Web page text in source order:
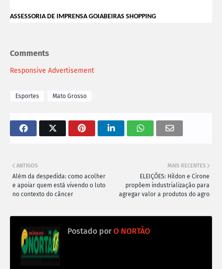
ASSESSORIA DE IMPRENSA GOIABEIRAS SHOPPING
Comments
Responsive Advertisement
Esportes Mato Grosso
MAIS RECENTES
ELEIÇÕES: Hildon e Cirone
propõem industrialização para
agregar valor a produtos do agro
ANTIGOS
Além da despedida: como acolher
e apoiar quem está vivendo o luto
no contexto do câncer
Postado por O NORTÃO